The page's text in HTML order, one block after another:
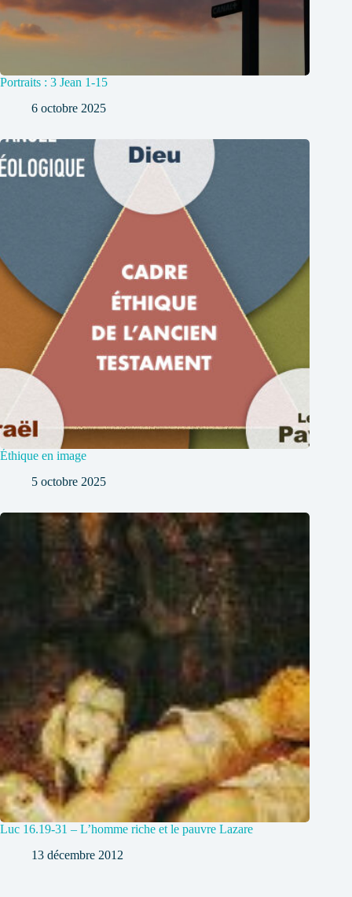
Portraits : 3 Jean 1-15
6 octobre 2025
Éthique en image
5 octobre 2025
Luc 16.19-31 – L’homme riche et le pauvre Lazare
13 décembre 2012